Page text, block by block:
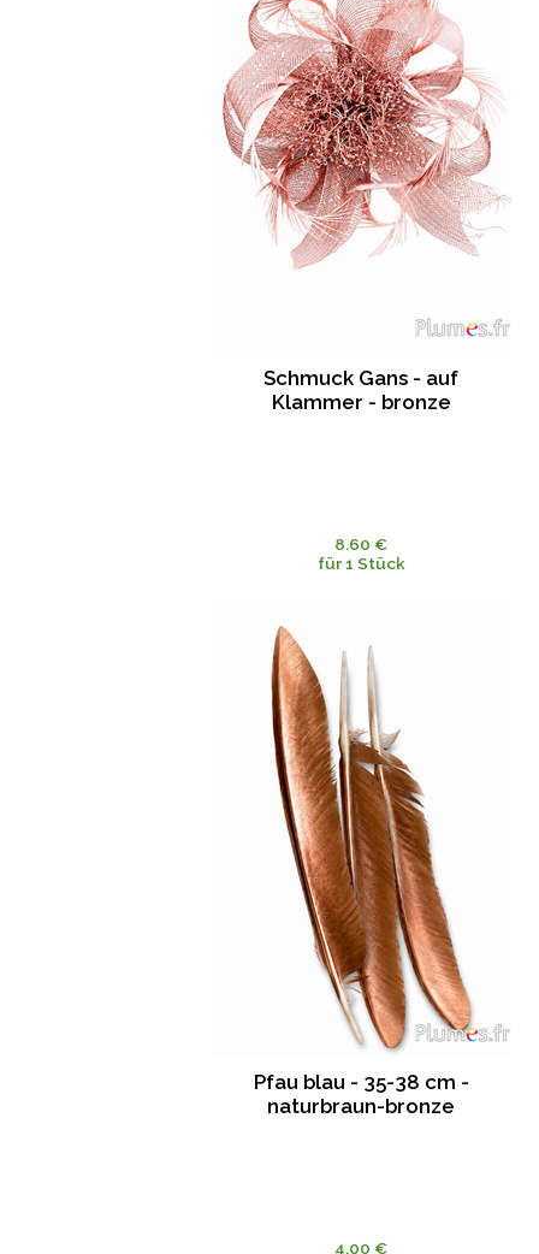
Schmuck Gans - auf
Klammer - bronze
8.60 €
für 1 Stück
Pfau blau - 35-38 cm -
naturbraun-bronze
4.00 €